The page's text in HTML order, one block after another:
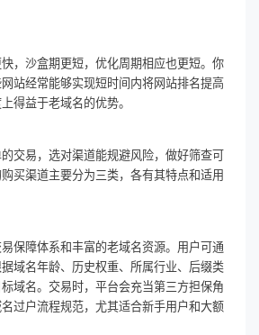
，沙盒期更短，优化周期相应也更短。你
站经常能够实现短时间内将网站排名提高
得益于老域名的优势。
交易，选对渠道能规避风险，做好筛查可
买渠道主要分为三类，各有其特点和适用
保障体系和丰富的老域名资源。用户可通
域名年龄、历史权重、所属行业、后缀类
域名。交易时，平台会充当第三方担保角
过户流程规范，尤其适合新手用户和大额